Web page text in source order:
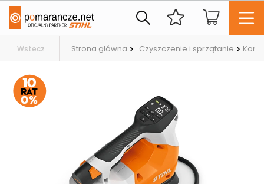
Wstecz Strona główna Czyszczenie i sprzątanie